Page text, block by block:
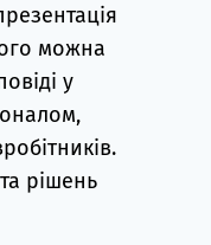
можна
у
рішень